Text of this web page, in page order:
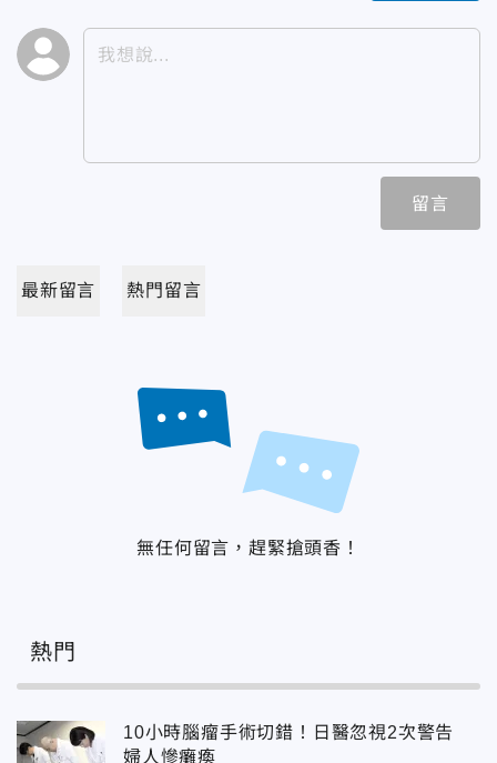
留言
最新留言 熱門留言
無任何留言，趕緊搶頭香！
熱門
10小時腦瘤手術切錯！日醫忽視2次警告
婦人慘癱瘓